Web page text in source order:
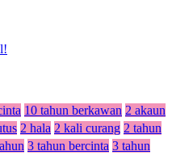
10 tahun berkawan 2 akaun
2 hala 2 kali curang 2 tahun
3 tahun bercinta 3 tahun